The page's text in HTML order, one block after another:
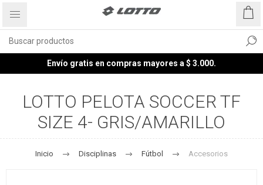
Envío gratis en compras mayores a $ 3.000.
LOTTO PELOTA SOCCER TF
SIZE 4- GRIS/AMARILLO
Inicio Disciplinas Fútbol Accesorios